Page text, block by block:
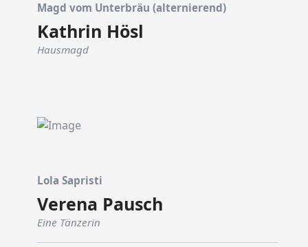
Magd vom Unterbräu (alternierend)
Kathrin Hösl
Hausmagd
Lola Sapristi
Verena Pausch
Eine Tänzerin